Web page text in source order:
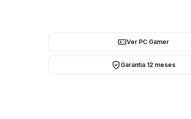
Ver PC Gamer
Garantía 12 meses